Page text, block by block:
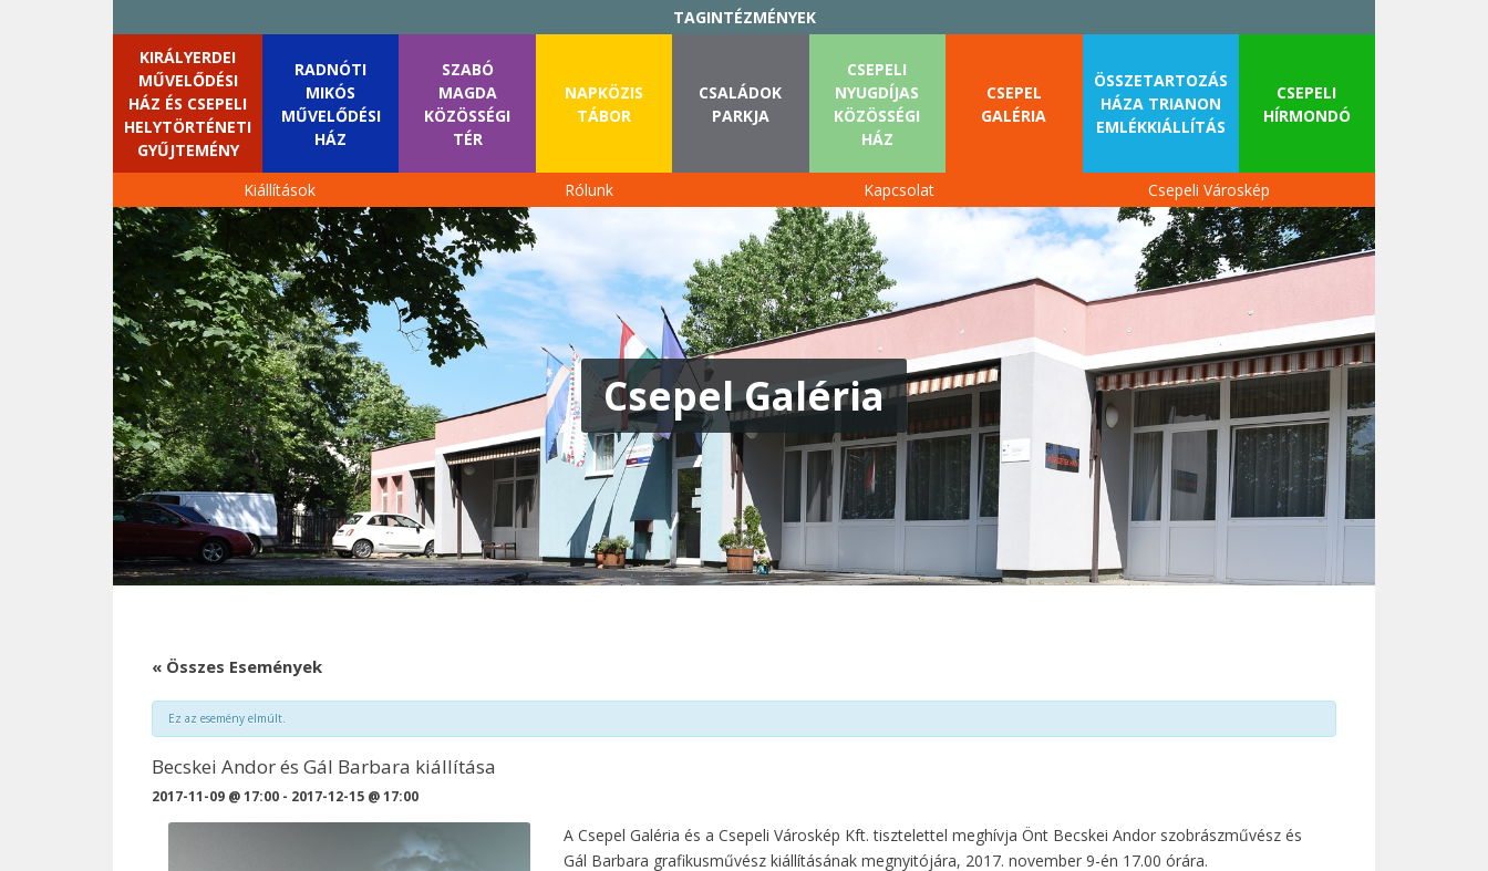
TAGINTÉZMÉNYEK
KIRÁLYERDEI
MŰVELŐDÉSI
HÁZ ÉS CSEPELI
HELYTÖRTÉNETI
GYŰJTEMÉNY
RADNÓTI
MIKÓS
MŰVELŐDÉSI
HÁZ
SZABÓ
MAGDA
KÖZÖSSÉGI
TÉR
NAPKÖZIS
TÁBOR
CSALÁDOK
PARKJA
CSEPELI
NYUGDÍJAS
KÖZÖSSÉGI
HÁZ
CSEPEL
GALÉRIA
ÖSSZETARTOZÁS
HÁZA TRIANON
EMLÉKKIÁLLÍTÁS
CSEPELI
HÍRMONDÓ
Kiállítások Rólunk Kapcsolat Csepeli Városkép
Skip
to
content
Csepel Galéria
« Összes Események
Ez az esemény elmúlt.
Becskei Andor és Gál Barbara kiállítása
2017-11-09 @ 17:00 - 2017-12-15 @ 17:00
A Csepel Galéria és a Csepeli Városkép Kft. tisztelettel meghívja Önt Becskei Andor szobrászművész és
Gál Barbara grafikusművész kiállításának megnyitójára, 2017. november 9-én 17.00 órára.